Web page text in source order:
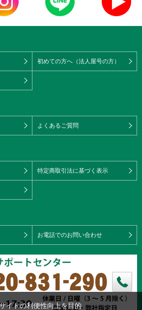
初めての方へ（法人屋号の方）
よくあるご質問
特定商取引法に基づく表示
お電話でのお問い合わせ
イトの利便性向上を目的